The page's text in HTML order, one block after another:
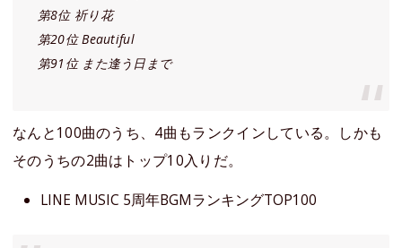
第8位 祈り花
第20位 Beautiful
第91位 また逢う日まで
なんと100曲のうち、4曲もランクインしている。しかも
そのうちの2曲はトップ10入りだ。
LINE MUSIC 5周年BGMランキングTOP100